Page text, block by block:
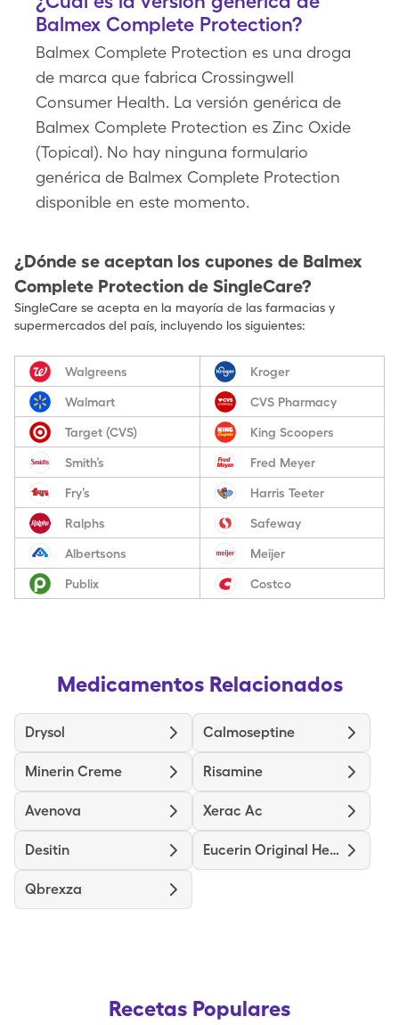
Balmex Complete Protection?
Balmex Complete Protection es una droga
de marca que fabrica Crossingwell
Consumer Health. La versión genérica de
Balmex Complete Protection es Zinc Oxide
(Topical). No hay ninguna formulario
genérica de Balmex Complete Protection
disponible en este momento.
¿Dónde se aceptan los cupones de Balmex
Complete Protection de SingleCare?
SingleCare se acepta en la mayoría de las farmacias y
supermercados del país, incluyendo los siguientes:
Walgreens Kroger
Walmart CVS Pharmacy
Target (CVS) King Scoopers
Smith’s Fred Meyer
Fry’s Harris Teeter
Ralphs Safeway
Albertsons Meijer
Publix Costco
Medicamentos Relacionados
Drysol Calmoseptine
Minerin Creme Risamine
Avenova Xerac Ac
Desitin Eucerin Original Healing
Qbrexza
Recetas Populares